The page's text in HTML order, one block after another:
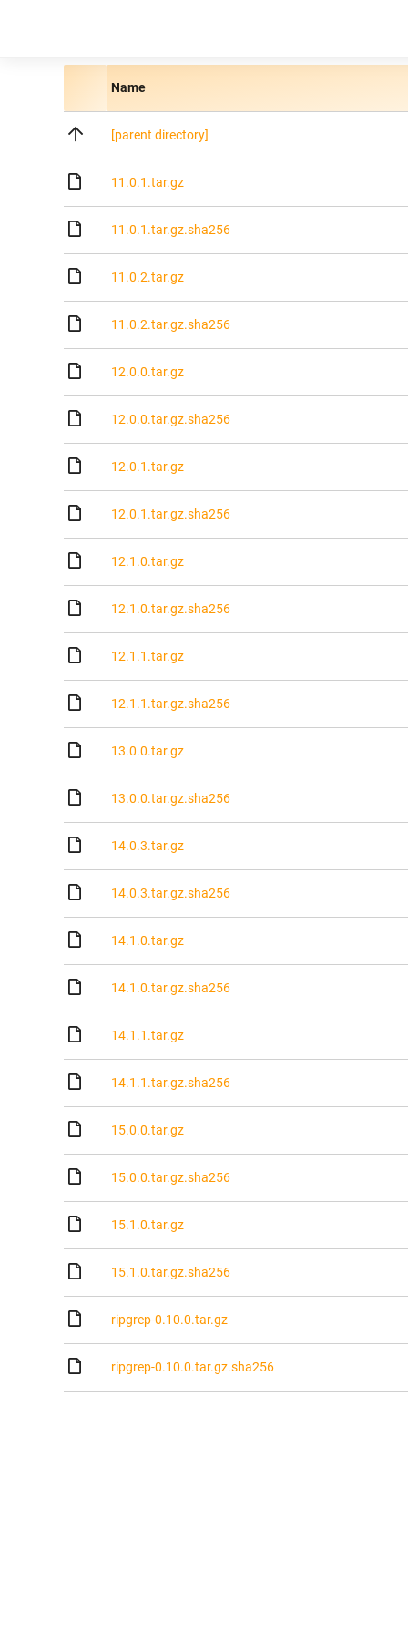
Name
[parent directory]
11.0.1.tar.gz
11.0.1.tar.gz.sha256
11.0.2.tar.gz
11.0.2.tar.gz.sha256
12.0.0.tar.gz
12.0.0.tar.gz.sha256
12.0.1.tar.gz
12.0.1.tar.gz.sha256
12.1.0.tar.gz
12.1.0.tar.gz.sha256
12.1.1.tar.gz
12.1.1.tar.gz.sha256
13.0.0.tar.gz
13.0.0.tar.gz.sha256
14.0.3.tar.gz
14.0.3.tar.gz.sha256
14.1.0.tar.gz
14.1.0.tar.gz.sha256
14.1.1.tar.gz
14.1.1.tar.gz.sha256
15.0.0.tar.gz
15.0.0.tar.gz.sha256
15.1.0.tar.gz
15.1.0.tar.gz.sha256
ripgrep-0.10.0.tar.gz
ripgrep-0.10.0.tar.gz.sha256